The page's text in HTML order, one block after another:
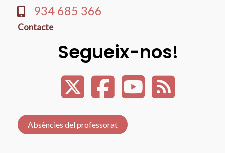
934 685 366
Contacte
Segueix-nos!
Absències del professorat